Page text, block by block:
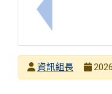
上一筆：台灣
發布者
資訊組長